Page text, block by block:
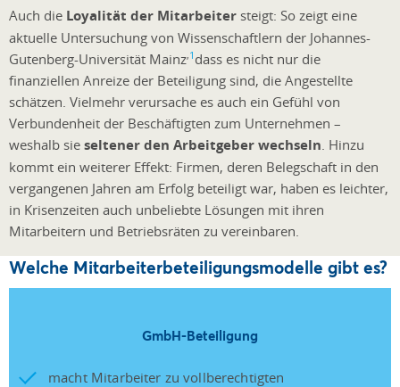
Auch die Loyalität der Mitarbeiter steigt: So zeigt eine
aktuelle Untersuchung von Wissenschaftlern der Johannes-
Gutenberg-Universität Mainz,1 dass es nicht nur die
finanziellen Anreize der Beteiligung sind, die Angestellte
schätzen. Vielmehr verursache es auch ein Gefühl von
Verbundenheit der Beschäftigten zum Unternehmen –
weshalb sie seltener den Arbeitgeber wechseln. Hinzu
kommt ein weiterer Effekt: Firmen, deren Belegschaft in den
vergangenen Jahren am Erfolg beteiligt war, haben es leichter,
in Krisenzeiten auch unbeliebte Lösungen mit ihren
Mitarbeitern und Betriebsräten zu vereinbaren.
Welche Mitarbeiterbeteiligungsmodelle gibt es?
GmbH-Beteiligung
macht Mitarbeiter zu vollberechtigten